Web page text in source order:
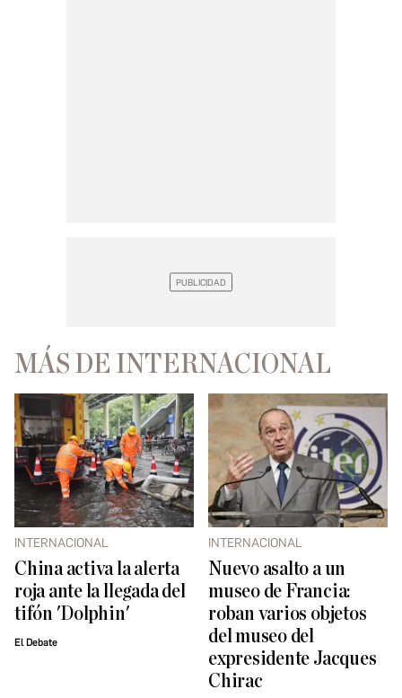
MÁS DE INTERNACIONAL
INTERNACIONAL
China activa la alerta
roja ante la llegada del
tifón 'Dolphin'
El Debate
INTERNACIONAL
Nuevo asalto a un
museo de Francia:
roban varios objetos
del museo del
expresidente Jacques
Chirac